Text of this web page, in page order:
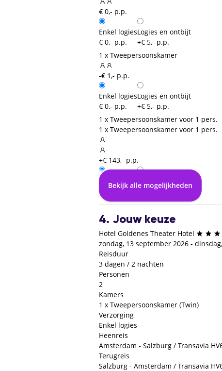
€ 0,- p.p.
Enkel logies
€ 0,- p.p.
Logies en ontbijt
+€ 5,- p.p.
1 x Tweepersoonskamer
-€ 1,- p.p.
Enkel logies
€ 0,- p.p.
Logies en ontbijt
+€ 5,- p.p.
1 x Tweepersoonskamer voor 1 pers.
1 x Tweepersoonskamer voor 1 pers.
+€ 143,- p.p.
Enkel logies
€ 0,- p.p.
+€ 5,- p.p.
Bekijk alle mogelijkheden
4. Jouw keuze
Hotel Goldenes Theater Hotel
zondag, 13 september 2026 -
Reisduur
3 dagen / 2 nachten
Personen
2
Kamers
1 x Tweepersoonskamer (Twin)
Verzorging
Enkel logies
Heenreis
Amsterdam - Salzburg / Transavia
Terugreis
Salzburg - Amsterdam / Transavia